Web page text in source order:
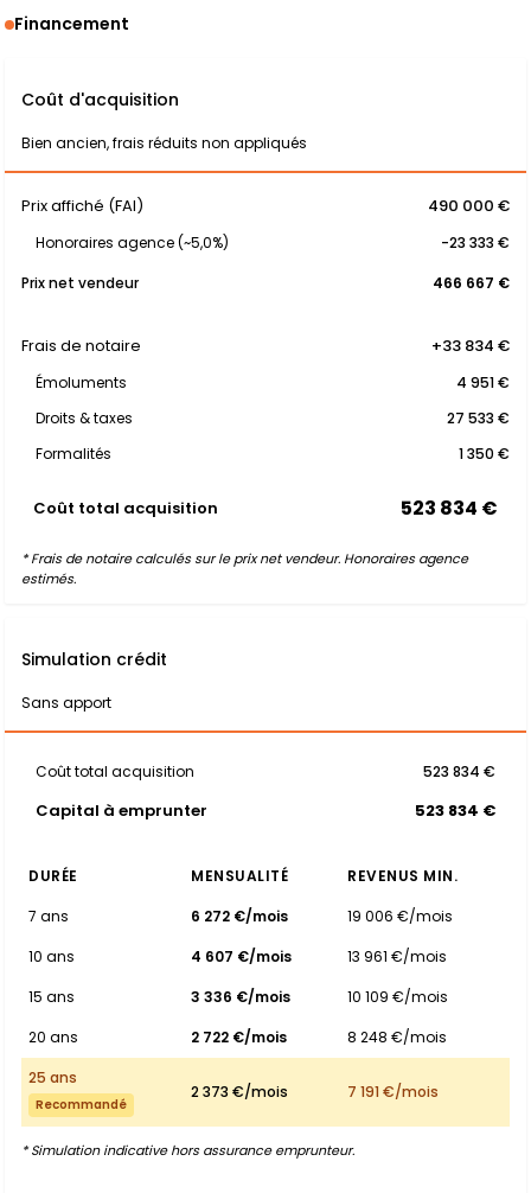
Financement
Coût d'acquisition
Bien ancien, frais réduits non appliqués
Prix affiché (FAI) 490 000 €
Honoraires agence (~5,0%)
-23 333 €
Prix net vendeur
466 667 €
Frais de notaire +33 834 €
Émoluments
4 951 €
Droits & taxes
27 533 €
Formalités
1 350 €
Coût total acquisition 523 834 €
* Frais de notaire calculés sur le prix net vendeur. Honoraires agence
estimés.
Simulation crédit
Sans apport
Coût total acquisition 523 834 €
Capital à emprunter 523 834 €
DURÉE MENSUALITÉ
REVENUS MIN.
7 ans
6 272 €/mois
19 006 €/mois
10 ans
4 607 €/mois
13 961 €/mois
15 ans
3 336 €/mois
10 109 €/mois
20 ans
2 722 €/mois
8 248 €/mois
25 ans
Recommandé
2 373 €/mois 7 191 €/mois
* Simulation indicative hors assurance emprunteur.